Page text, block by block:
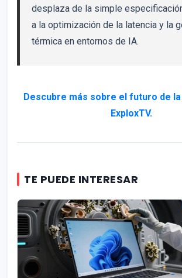
desplaza de la simple
a la optimización de la latencia y la
térmica en entornos de IA.
Descubre más sobre el futuro de la
ExploxTV.
TE PUEDE INTERESAR